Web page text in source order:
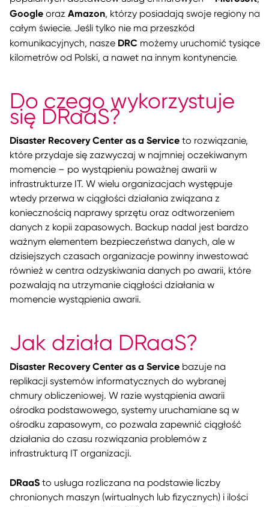
Google oraz Amazon, którzy posiadają swoje regiony na
całym świecie. Jeśli tylko nie ma przeszkód
komunikacyjnych, nasze DRC możemy uruchomić tysiące
kilometrów od Polski, a nawet na innym kontynencie.
Do czego wykorzystuje
się DRaaS?
Disaster Recovery Center as a Serviceto rozwiązanie,
które przydaje się zazwyczaj w najmniej oczekiwanym
momencie – po wystąpieniu poważnej awarii w
infrastrukturze IT. W wielu organizacjach występuje
wtedy przerwa w ciągłości działania związana z
koniecznością naprawy sprzętu oraz odtworzeniem
danych z kopii zapasowych. Backup nadal jest bardzo
ważnym elementem bezpieczeństwa danych, ale w
dzisiejszych czasach organizacje powinny inwestować
również w centra odzyskiwania danych po awarii, które
pozwalają na utrzymanie ciągłości działania w
momencie wystąpienia awarii.
Jak działa DRaaS?
Disaster Recovery Center as a Servicebazuje na
replikacji systemów informatycznych do wybranej
chmury obliczeniowej. W razie wystąpienia awarii
ośrodka podstawowego, systemy uruchamiane są w
ośrodku zapasowym, co pozwala zapewnić ciągłość
działania do czasu rozwiązania problemów z
infrastrukturą IT organizacji.
DRaaS to usługa rozliczana na podstawie liczby
chronionych maszyn (wirtualnych lub fizycznych) i ilości